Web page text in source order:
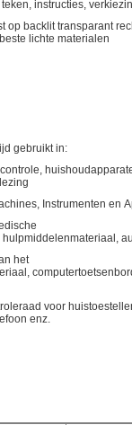
instructies,
op backlit transparant
lichte materialen
gebruikt in:
Instrumenten en
het
voor
enz.